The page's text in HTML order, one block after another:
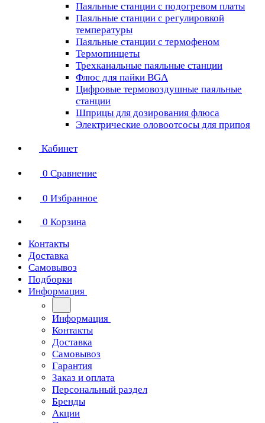
Паяльные станции с подогревом платы
Паяльные станции с регулировкой
температуры
Паяльные станции с термофеном
Термопинцеты
Трехканальные паяльные станции
Флюс для пайки BGA
Цифровые термовоздушные паяльные
станции
Шприцы для дозирования флюса
Электрические оловоотсосы для припоя
Кабинет
0 Сравнение
0 Избранное
0 Корзина
Контакты
Доставка
Самовывоз
Подборки
Информация
Информация
Контакты
Доставка
Самовывоз
Гарантия
Заказ и оплата
Персональный раздел
Бренды
Акции